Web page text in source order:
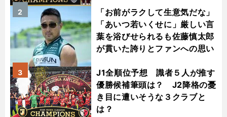
「お前がラクして生意気だな」
「あいつ若いくせに」厳しい言
葉を浴びせられるも佐藤慎太郎
が貫いた誇りとファンへの思い
2
J1全順位予想 識者５人が推す
優勝候補筆頭は？ J2降格の憂
き目に遭いそうな３クラブと
は？
3